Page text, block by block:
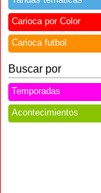
Carioca por Color
Carioca futbol
Buscar por
Temporadas
Acontecimientos